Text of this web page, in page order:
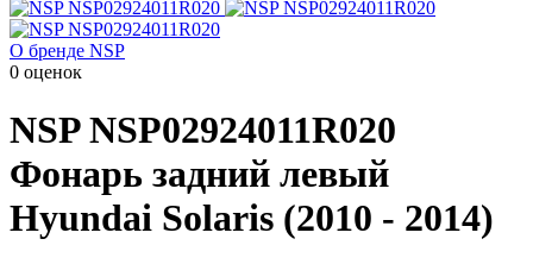
О бренде NSP
0 оценок
NSPNSP02924011R020
Фонарь задний левый
Hyundai Solaris (2010 - 2014)